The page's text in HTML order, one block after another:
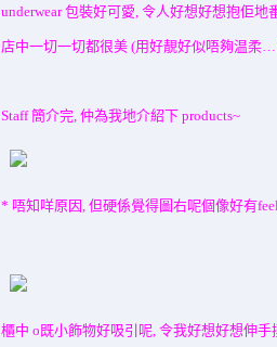
underwear 包裝好可愛, 令人好想好想抱佢地
店中一切一切都很美 (用好靚好似唔夠温柔
Staff 簡介完, 仲為我地介紹下 products~
* 唔知咩原因, 但硬係覺得圖右呢個像好有
櫃中 o既小飾物好吸引呢, 令我好想好想伸手